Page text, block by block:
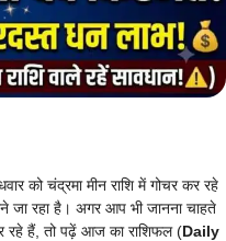
को चंद्रमा मीन राशि में गोचर कर रहे
जा रहा है। अगर आप भी जानना चाहते
रहे हैं, तो पढ़ें आज का राशिफल (Daily